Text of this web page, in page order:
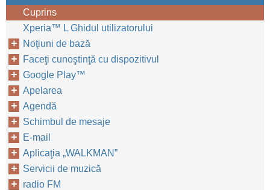
Cuprins
Xperia™‎ L Ghidul utilizatorului
Noţiuni de bază
Faceţi cunoştinţă cu dispozitivul
Google Play™‎
Apelarea
Agendă
Schimbul de mesaje
E-mail
Aplicaţia „WALKMAN”
Servicii de muzică
radio FM